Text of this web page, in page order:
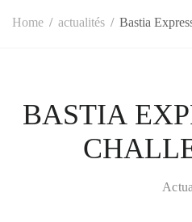
Home actualités Bastia
BASTIA